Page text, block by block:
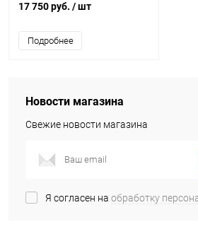
17 750 руб. / шт
Подробнее
Новости магазина
Свежие новости магазина
Я согласен на обработку